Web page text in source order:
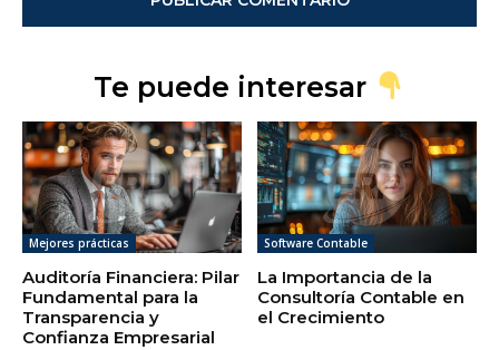
Te puede interesar
Mejores prácticas
Auditoría Financiera: Pilar
Fundamental para la
Transparencia y
Confianza Empresarial
Software Contable
La Importancia de la
Consultoría Contable en
el Crecimiento